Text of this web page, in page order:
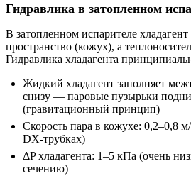
Гидравлика в затопленном
В затопленном испарителе
пространство (кожух), а
Гидравлика хладагента
Жидкий хладагент заполняет
снизу — паровые пузырьки
(гравитационный принцип)
Скорость пара в кожухе: 0,2–0,8
DX-трубках)
ΔP хладагента: 1–5 кПа (очень
сечению)